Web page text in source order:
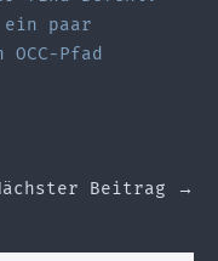
ein paar
Pfad
Beitrag →